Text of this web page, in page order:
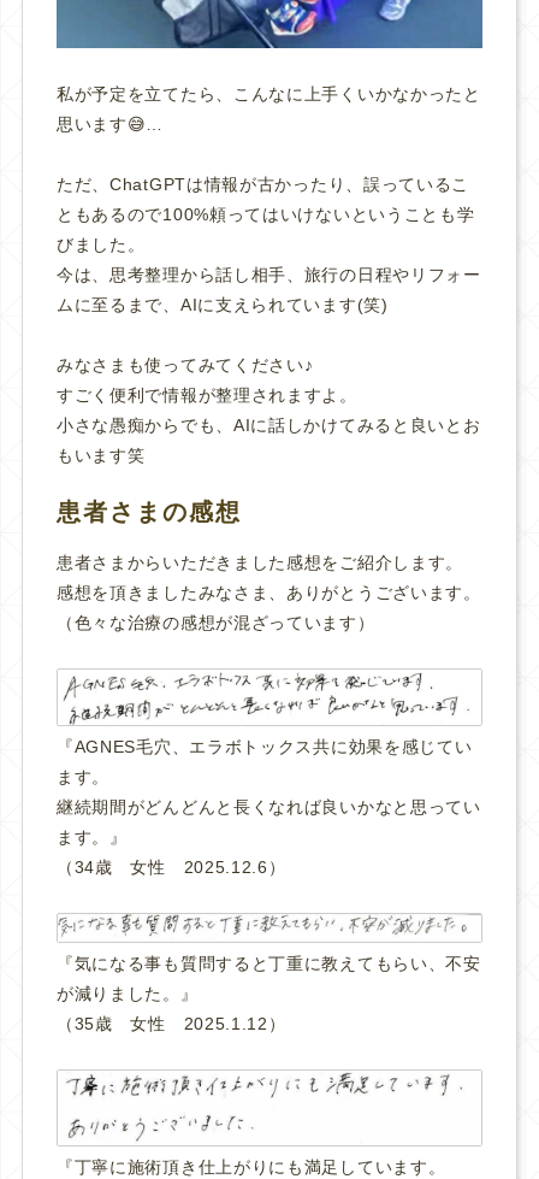
私が予定を立てたら、こんなに上手くいかなかったと
思います😅…
ただ、ChatGPTは情報が古かったり、誤っているこ
ともあるので100%頼ってはいけないということも学
びました。
今は、思考整理から話し相手、旅行の日程やリフォー
ムに至るまで、AIに支えられています(笑)
みなさまも使ってみてください♪
すごく便利で情報が整理されますよ。
小さな愚痴からでも、AIに話しかけてみると良いとお
もいます笑
患者さまの感想
患者さまからいただきました感想をご紹介します。
感想を頂きましたみなさま、ありがとうございます。
（色々な治療の感想が混ざっています）
『AGNES毛穴、エラボトックス共に効果を感じてい
ます。
継続期間がどんどんと長くなれば良いかなと思ってい
ます。』
（34歳 女性 2025.12.6）
『気になる事も質問すると丁重に教えてもらい、不安
が減りました。
』
（35歳 女性 2025.1.12）
『丁寧に施術頂き仕上がりにも満足しています。